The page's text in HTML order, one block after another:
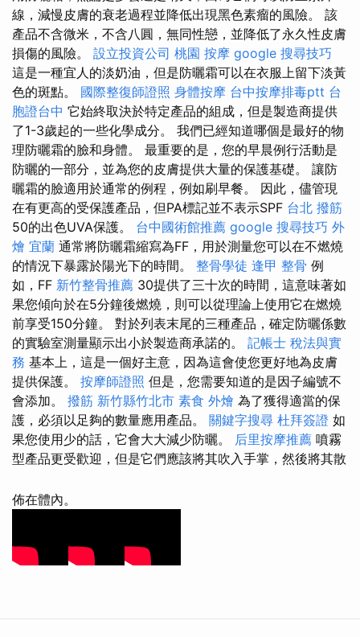
線，減慢皮膚的衰老過程並降低出現黑色素瘤的風險。 該
產品不含微米，不含八圓，無同性戀，並降低了永久性皮膚
損傷的風險。 設立投資公司 桃園 按摩 google 搜尋技巧
這是一種宜人的淡奶油，但是防曬霜可以在衣服上留下淡黃
色的斑點。 國際整復師證照 身體按摩 台中按摩排毒ptt 台
胞證台中 它始終取決於特定產品的組成，但是製造商提供
了1-3歲起的一些化學成分。 我們已經知道哪個是最好的物
理防曬霜的臉和身體。 最重要的是，您的早晨例行活動是
防曬的一部分，並為您的皮膚提供大量的保護基礎。 讓防
曬霜的臉適用於通常的例程，例如刷早餐。 因此，儘管現
在有更高的受保護產品，但PA標記並不表示SPF 台北 撥筋
50的出色UVA保護。 台中國術館推薦 google 搜尋技巧 外
燴 宜蘭 通常將防曬霜縮寫為FF，用於測量您可以在不燃燒
的情況下暴露於陽光下的時間。 整骨學徒 逢甲 整骨 例
如，FF 新竹整骨推薦 30提供了三十次的時間，這意味著如
果您傾向於在5分鐘後燃燒，則可以從理論上使用它在燃燒
前享受150分鐘。 對於列表末尾的三種產品，確定防曬係數
的實驗室測量顯示出小於製造商承諾的。 記帳士 稅法與實
務 基本上，這是一個好主意，因為這會使您更好地為皮膚
提供保護。 按摩師證照 但是，您需要知道的是因子編號不
會添加。 撥筋 新竹縣竹北市 素食 外燴 為了獲得適當的保
護，必須以足夠的數量應用產品。 關鍵字搜尋 杜拜簽證 如
果您使用少的話，它會大大減少防曬。 后里按摩推薦 噴霧
型產品更受歡迎，但是它們應該將其吹入手掌，然後將其散
佈在體內。